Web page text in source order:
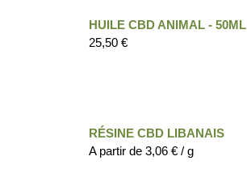
HUILE CBD ANIMAL - 50ML
25,50 €
RÉSINE CBD LIBANAIS
A partir de 3,06 € / g